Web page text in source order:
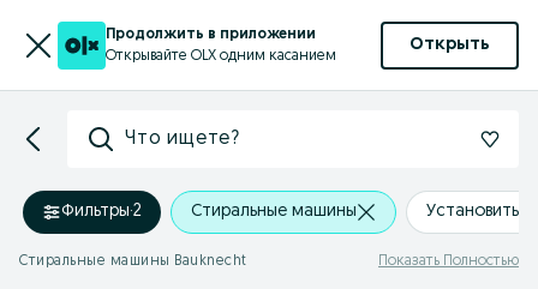
Продолжить в приложении
Открывайте OLX одним касанием
Открыть
Что ищете?
Фильтры·2 Стиральные машины Установить
Стиральные машины Bauknecht Показать Полностью